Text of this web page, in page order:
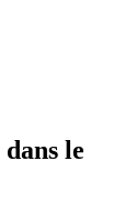
dans le